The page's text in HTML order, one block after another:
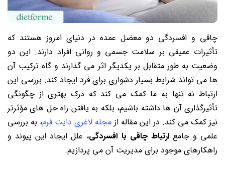
چاقی و افسردگی دو معضل عمده در دنیای امروز هستند که
تأثیرات عمیقی بر سلامت جسمی و روانی افراد دارند. این دو
وضعیت به طور متقابل بر یکدیگر اثر می گذارند و گاه ترکیب آن
ها می تواند شرایط بسیار دشواری برای فرد ایجاد کند. بررسی این
ارتباط نه تنها به ما کمک می کند که درک بهتری از چگونگی
تأثیرگذاری آن ها داشته باشیم، بلکه به یافتن راه حل های مؤثرتر
نیز کمک می کند. در این مقاله از مجله لاغری دایت فرم، به بررسی
علمی و جامعارتباط چاقی با افسردگی، علل ایجاد این پیوند و
راهکارهای موجود برای مدیریت آن می پردازیم.